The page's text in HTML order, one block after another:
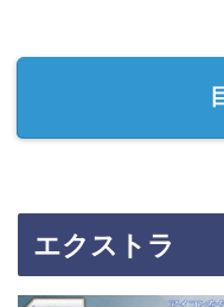
エクストラ